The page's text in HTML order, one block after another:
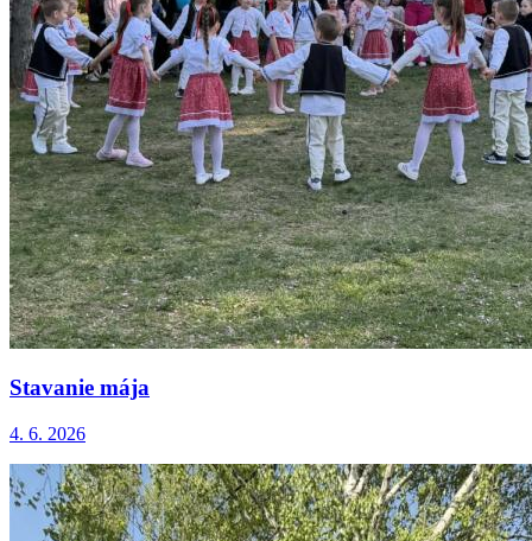
Stavanie mája
4. 6. 2026